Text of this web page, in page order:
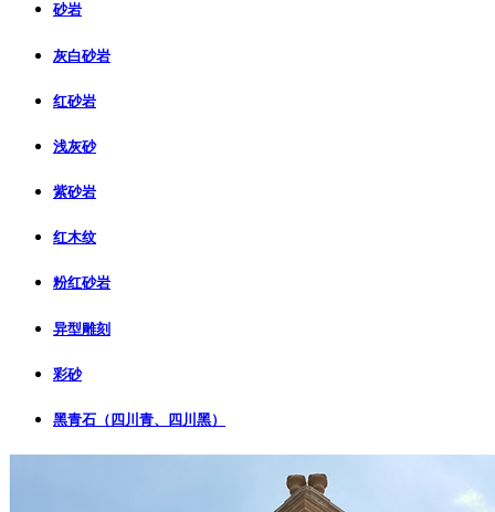
砂岩
灰白砂岩
红砂岩
浅灰砂
紫砂岩
红木纹
粉红砂岩
异型雕刻
彩砂
黑青石（四川青、四川黑）